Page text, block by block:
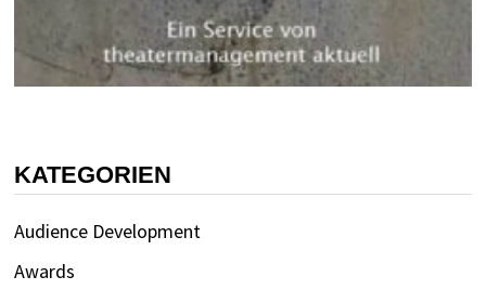
KATEGORIEN
Audience Development
Awards